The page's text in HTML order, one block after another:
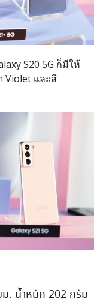
S20 5G ก็มีให้
Violet และสี
. นัำหนัก 202 กรัม